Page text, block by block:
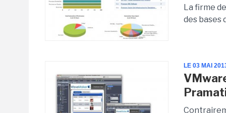
La firme
des bases
LE 03 MAI